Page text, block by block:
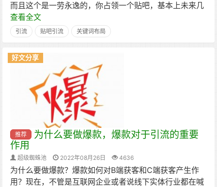
而且这个是一劳永逸的，你占领一个贴吧，基本上未来几
查看全文
引流 贴吧引流 关键词布局
好文分享
推荐
为什么要做爆款，爆款对于引流的重要
作用
超级蜘蛛池 2022年08月26日 4636
为什么要做爆款？爆款如何对B端获客和C端获客产生作
用？现在，不管是互联网企业或者说线下实体行业都在喊